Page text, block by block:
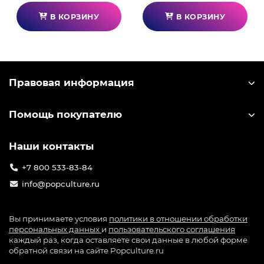
неприятностей. Агрессивно ведёт себя с теми,
кого считает врагами. При этом заботливая и
В КОРЗИНУ В КОРЗИНУ
Правовая информация
Помощь покупателю
Наши контакты
+7 800 533-83-84
info@popculture.ru
Вы принимаете условия политики в отношении обработки
персональных данных и пользовательского соглашения
каждый раз, когда оставляете свои данные в любой форме
обратной связи на сайте Popculture.ru